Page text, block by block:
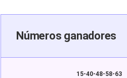
Números ganadores
15-40-48-58-63